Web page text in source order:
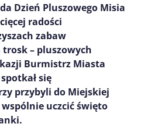
Dzień Pluszowego Misia
radości
zabaw
– pluszowych
Burmistrz Miasta
się
przybyli do Miejskiej
uczcić święto